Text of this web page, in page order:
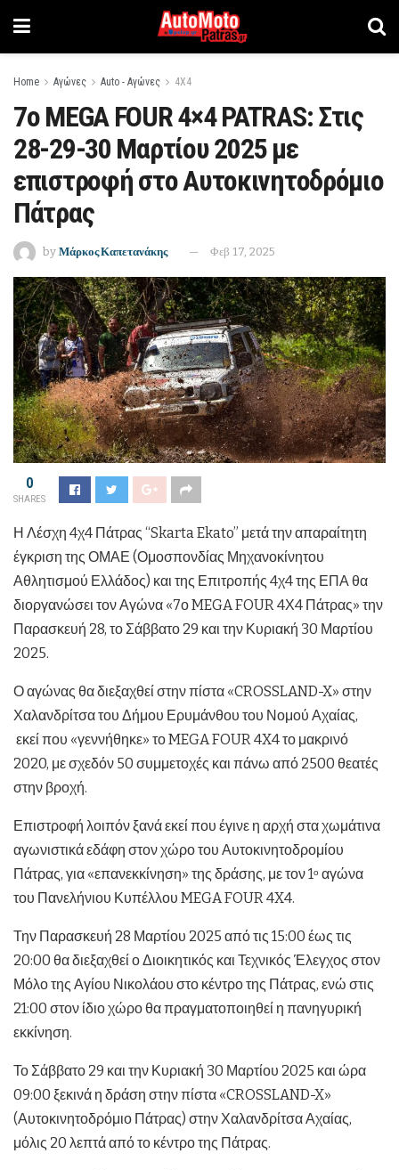
Home Αγώνες Auto - Αγώνες 4Χ4
7ο MEGA FOUR 4×4 PATRAS: Στις
28-29-30 Μαρτίου 2025 με
επιστροφή στο Αυτοκινητοδρόμιο
Πάτρας
by Μάρκος Καπετανάκης Φεβ 17, 2025
0
SHARES
Η Λέσχη 4χ4 Πάτρας “Skarta Ekato” μετά την απαραίτητη
έγκριση της ΟΜΑΕ (Ομοσπονδίας Μηχανοκίνητου
Αθλητισμού Ελλάδος) και της Επιτροπής 4χ4 της ΕΠΑ θα
διοργανώσει τον Αγώνα «7ο MEGA FOUR 4Χ4 Πάτρας» την
Παρασκευή 28, το Σάββατο 29 και την Κυριακή 30 Μαρτίου
2025.
Ο αγώνας θα διεξαχθεί στην πίστα «CROSSLAND-X» στην
Χαλανδρίτσα του Δήμου Ερυμάνθου του Νομού Αχαίας,
εκεί που «γεννήθηκε» το MEGA FOUR 4X4 το μακρινό
2020, με σχεδόν 50 συμμετοχές και πάνω από 2500 θεατές
στην βροχή.
Επιστροφή λοιπόν ξανά εκεί που έγινε η αρχή στα χωμάτινα
αγωνιστικά εδάφη στον χώρο του Αυτοκινητοδρομίου
Πάτρας, για «επανεκκίνηση» της δράσης, με τον 1ο αγώνα
του Πανελήνιου Κυπέλλου MEGA FOUR 4X4.
Την Παρασκευή 28 Μαρτίου 2025 από τις 15:00 έως τις
20:00 θα διεξαχθεί ο Διοικητικός και Τεχνικός Έλεγχος στον
Μόλο της Αγίου Νικολάου στο κέντρο της Πάτρας, ενώ στις
21:00 στον ίδιο χώρο θα πραγματοποιηθεί η πανηγυρική
εκκίνηση.
Το Σάββατο 29 και την Κυριακή 30 Μαρτίου 2025 και ώρα
09:00 ξεκινά η δράση στην πίστα «CROSSLAND-X»
(Αυτοκινητοδρόμιο Πάτρας) στην Χαλανδρίτσα Αχαίας,
μόλις 20 λεπτά από το κέντρο της Πάτρας.